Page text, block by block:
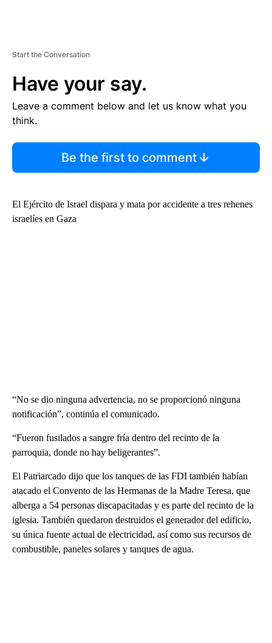
Start the Conversation
Have your say.
Leave a comment below and let us know what you
think.
Be the first to comment
El Ejército de Israel dispara y mata por accidente a tres rehenes
israelíes en Gaza
“No se dio ninguna advertencia, no se proporcionó ninguna
notificación”, continúa el comunicado.
“Fueron fusilados a sangre fría dentro del recinto de la
parroquia, donde no hay beligerantes”.
El Patriarcado dijo que los tanques de las FDI también habían
atacado el Convento de las Hermanas de la Madre Teresa, que
alberga a 54 personas discapacitadas y es parte del recinto de la
iglesia. También quedaron destruidos el generador del edificio,
su única fuente actual de electricidad, así como sus recursos de
combustible, paneles solares y tanques de agua.